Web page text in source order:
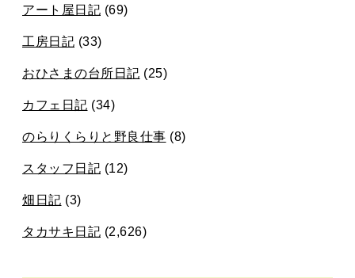
アート屋日記 (69)
工房日記 (33)
おひさまの台所日記 (25)
カフェ日記 (34)
のらりくらりと野良仕事 (8)
スタッフ日記 (12)
畑日記 (3)
タカサキ日記 (2,626)